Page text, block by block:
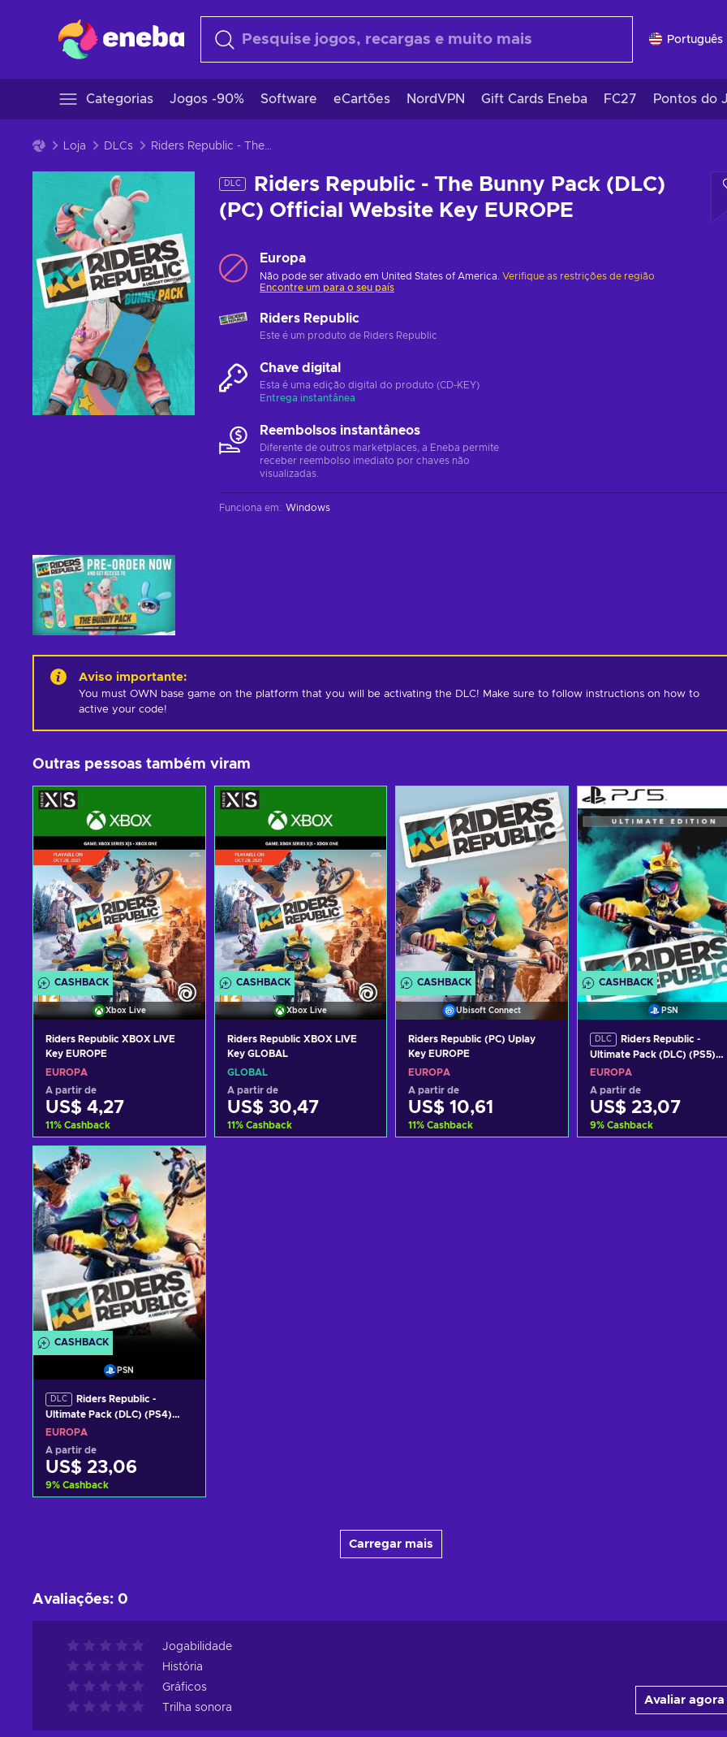
Português
Categorias Jogos -90% Software eCartões NordVPN Gift Cards Eneba FC27 Pontos do
Loja DLCs Riders Republic - The Bunny Pack (DLC) (PC) Official Website Key EUROPE
DLC
Riders Republic - The Bunny Pack (DLC)
(PC) Official Website Key EUROPE
Europa
Não pode ser ativado em United States of America. Verifique as restrições de região
Encontre um para o seu país
Riders Republic
Este é um produto de Riders Republic
Chave digital
Esta é uma edição digital do produto (CD-KEY)
Entrega instantânea
Reembolsos instantâneos
Diferente de outros marketplaces, a Eneba permite
receber reembolso imediato por chaves não
visualizadas.
Funciona em: Windows
Aviso importante:
You must OWN base game on the platform that you will be activating the DLC! Make sure to follow instructions on how to
active your code!
Outras pessoas também viram
CASHBACK
Xbox Live
Riders Republic XBOX LIVE
Key EUROPE
EUROPA
A partir de
US$ 4,27
11% Cashback
Adicionar ao carrinho
Ver ofertas
CASHBACK
Xbox Live
Riders Republic XBOX LIVE
Key GLOBAL
GLOBAL
A partir de
US$ 30,47
11% Cashback
CASHBACK
Ubisoft Connect
Riders Republic (PC) Uplay
Key EUROPE
EUROPA
A partir de
US$ 10,61
11% Cashback
CASHBACK
PSN
DLC
Riders Republic -
Ultimate Pack (DLC) (PS5)
PSN Key EUROPE
EUROPA
A partir de
US$ 23,07
9% Cashback
CASHBACK
PSN
DLC
Riders Republic -
Ultimate Pack (DLC) (PS4)
PSN Key EUROPE
EUROPA
A partir de
US$ 23,06
9% Cashback
Carregar mais
Avaliações: 0
Jogabilidade
História
Gráficos
Trilha sonora
Avaliar agora